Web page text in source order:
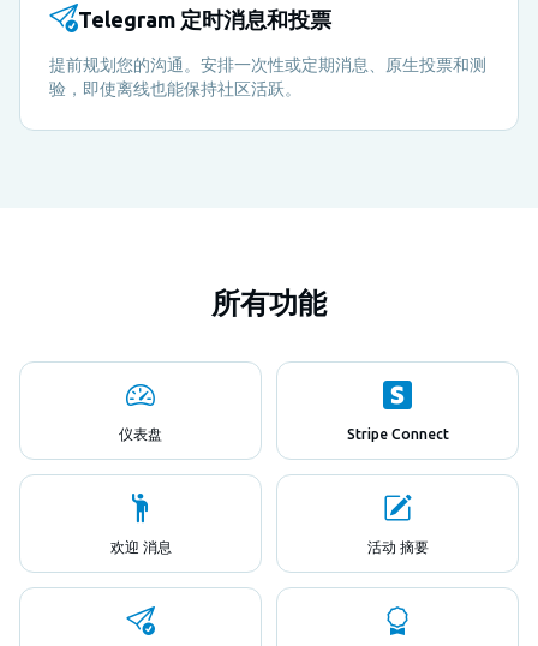
Telegram 定时消息和投票
提前规划您的沟通。安排一次性或定期消息、原生投票和测
验，即使离线也能保持社区活跃。
所有功能
仪表盘 Stripe Connect
欢迎 消息 活动 摘要